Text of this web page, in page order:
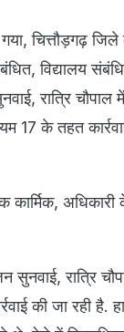
चित्तौड़गढ़ जिले
विद्यालय
रात्रि
17 के तहत
अधिकारी
सुनवाई, रात्रि
की जा रही